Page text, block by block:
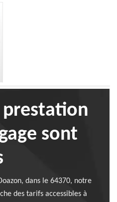
prestation
sont
dans le 64370, notre
des tarifs accessibles à